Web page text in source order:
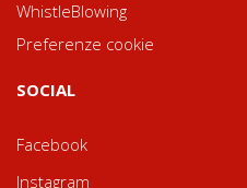
WhistleBlowing
Preferenze cookie
SOCIAL
Facebook
Instagram